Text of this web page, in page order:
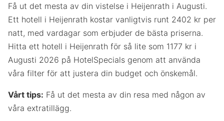
Få ut det mesta av din vistelse i Heijenrath i Augusti.
Ett hotell i Heijenrath kostar vanligtvis runt 2402 kr per
natt, med vardagar som erbjuder de bästa priserna.
Hitta ett hotell i Heijenrath för så lite som 1177 kr i
Augusti 2026 på HotelSpecials genom att använda
våra filter för att justera din budget och önskemål.
Vårt tips: Få ut det mesta av din resa med någon av
våra extratillägg.